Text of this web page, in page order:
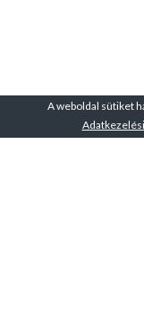
A weboldal sütiket